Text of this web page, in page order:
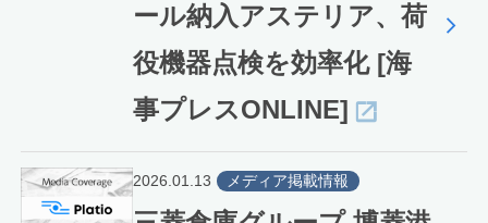
ール納入アステリア、荷
役機器点検を効率化 [海
事プレスONLINE]
2026.01.13 メディア掲載情報